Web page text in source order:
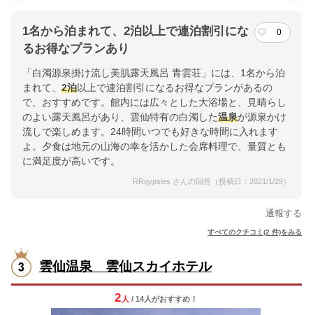
1名から泊まれて、2泊以上で連泊割引にな
るお得なプランあり
0
「白濁源泉掛け流し美肌露天風呂 青雲荘」には、1名から泊
まれて、 2泊以上で連泊割引になるお得なプランがあるの
で、おすすめです。館内には広々とした大浴場と、見晴らし
のよい露天風呂があり、雲仙特有の白濁した温泉が源泉かけ
流しで楽しめます。24時間いつでも好きな時間に入れます
よ。夕食は地元の山海の幸を活かした会席料理で、量質とも
に満足度が高いです。
RRgypsies さんの回答（投稿日：2021/1/29）
通報する
すべてのクチコミ(2 件)をみる
雲仙温泉 雲仙スカイホテル
2 人 / 14人がおすすめ！